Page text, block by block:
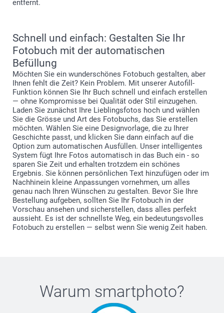
entfernt.
Schnell und einfach: Gestalten Sie Ihr
Fotobuch mit der automatischen
Befüllung
Möchten Sie ein wunderschönes Fotobuch gestalten, aber
Ihnen fehlt die Zeit? Kein Problem. Mit unserer Autofill-
Funktion können Sie Ihr Buch schnell und einfach erstellen
— ohne Kompromisse bei Qualität oder Stil einzugehen.
Laden Sie zunächst Ihre Lieblingsfotos hoch und wählen
Sie die Grösse und Art des Fotobuchs, das Sie erstellen
möchten. Wählen Sie eine Designvorlage, die zu Ihrer
Geschichte passt, und klicken Sie dann einfach auf die
Option zum automatischen Ausfüllen. Unser intelligentes
System fügt Ihre Fotos automatisch in das Buch ein - so
sparen Sie Zeit und erhalten trotzdem ein schönes
Ergebnis. Sie können persönlichen Text hinzufügen oder im
Nachhinein kleine Anpassungen vornehmen, um alles
genau nach Ihren Wünschen zu gestalten. Bevor Sie Ihre
Bestellung aufgeben, sollten Sie Ihr Fotobuch in der
Vorschau ansehen und sicherstellen, dass alles perfekt
aussieht. Es ist der schnellste Weg, ein bedeutungsvolles
Fotobuch zu erstellen — selbst wenn Sie wenig Zeit haben.
Warum smartphoto?